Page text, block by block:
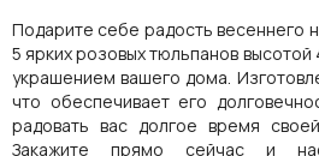
Подарите себе радость весеннего
5 ярких розовых тюльпанов
украшением вашего дома.
что обеспечивает его
радовать вас долгое время
Закажите прямо сейчас и